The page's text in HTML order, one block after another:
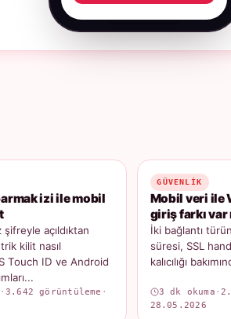
izi ile mobil
açıldıktan
kilit nasıl
Touch ID ve Android
· 3.642 görüntüleme ·
GÜVENLIK
Mobil veri ile
giriş farkı var
İki bağlantı
süresi, SSL
kalıcılığı
3 dk okuma ·
28.05.2026